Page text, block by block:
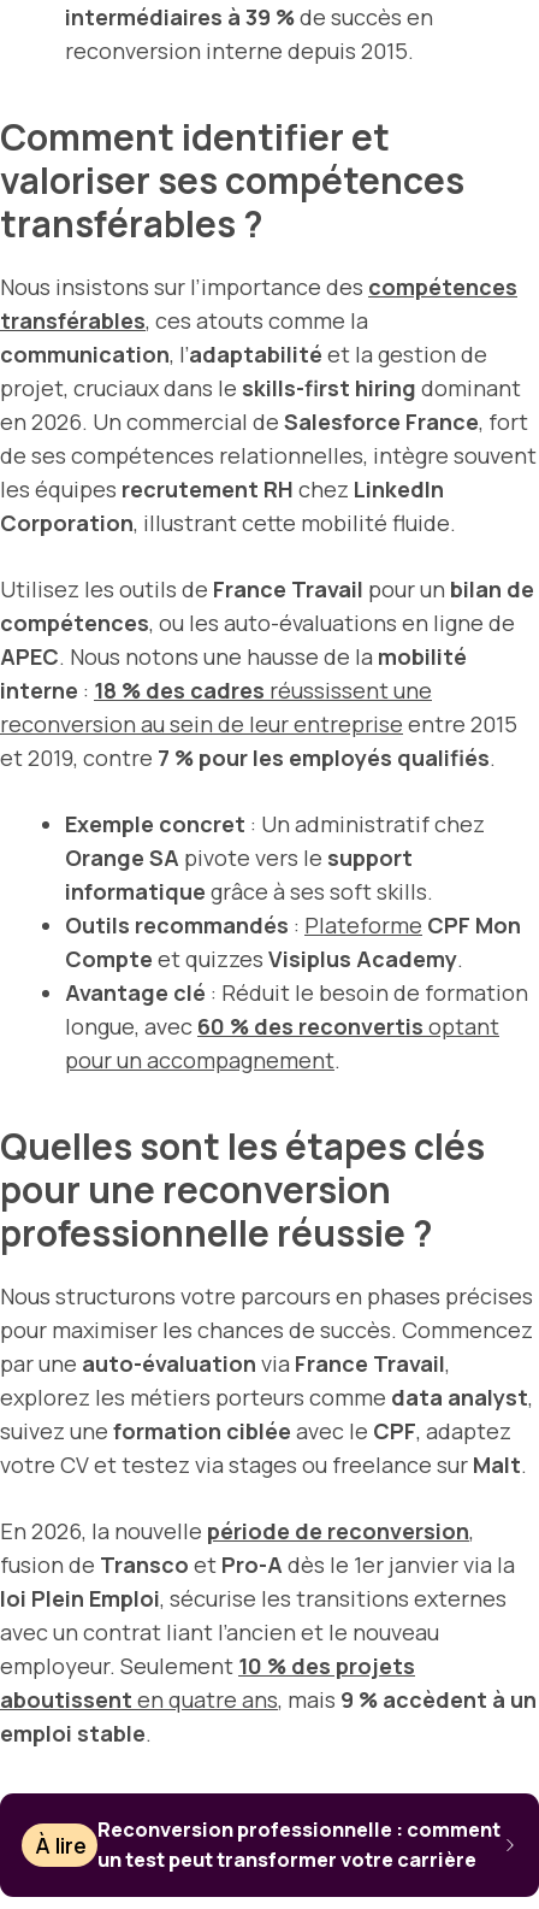
intermédiaires à 39 %de succès en
reconversion interne depuis 2015.
Comment identifier et
valoriser ses compétences
transférables ?
Nous insistons sur l’importance des compétences
transférables, ces atouts comme la
communication, l’adaptabilité et la gestion de
projet, cruciaux dans le skills-first hiring dominant
en 2026. Un commercial de Salesforce France, fort
de ses compétences relationnelles, intègre souvent
les équipes recrutement RH chez LinkedIn
Corporation, illustrant cette mobilité fluide.
Utilisez les outils de France Travail pour un bilan de
compétences, ou les auto-évaluations en ligne de
APEC. Nous notons une hausse de la mobilité
interne : 18 % des cadres réussissent une
reconversion au sein de leurentreprise entre 2015
et 2019, contre 7 % pour les employés qualifiés.
Exemple concret : Un administratif chez
Orange SA pivote vers le support
informatique grâce à ses soft skills.
Outils recommandés : Plateforme CPF Mon
Compte et quizzes Visiplus Academy.
Avantage clé : Réduit le besoin de formation
longue, avec 60 % des reconvertis optant
pour un accompagnement.
Quelles sont les étapes clés
pour une reconversion
professionnelle réussie ?
Nous structurons votre parcours en phases précises
pour maximiser les chances de succès. Commencez
par une auto-évaluation via France Travail,
explorez les métiers porteurs comme data analyst,
suivez une formation ciblée avec le CPF, adaptez
votre CV et testez via stages ou freelance sur Malt.
En 2026, la nouvelle période de reconversion,
fusion de Transco et Pro-A dès le 1er janvier via la
loi Plein Emploi, sécurise les transitions externes
avec un contrat liant l’ancien et le nouveau
employeur. Seulement 10 % des projets
aboutissent en quatre ans, mais 9 % accèdent à un
emploi stable.
À lire
Reconversion professionnelle : comment
un test peut transformer votre carrière